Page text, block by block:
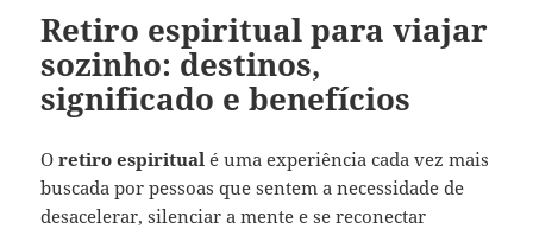
Retiro espiritual para viajar
sozinho: destinos,
significado e benefícios
Oretiro espiritualé uma experiência cada vez mais
buscada por pessoas que sentem a necessidade de
desacelerar, silenciar a mente e se reconectar